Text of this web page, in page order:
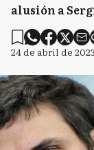
alusión a
24 de abril de